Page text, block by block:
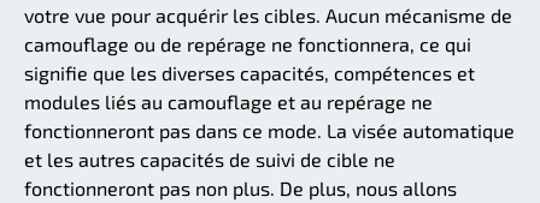
votre vue pour acquérir les cibles. Aucun mécanisme de
camouflage ou de repérage ne fonctionnera, ce qui
signifie que les diverses capacités, compétences et
modules liés au camouflage et au repérage ne
fonctionneront pas dans ce mode. La visée automatique
et les autres capacités de suivi de cible ne
fonctionneront pas non plus. De plus, nous allons